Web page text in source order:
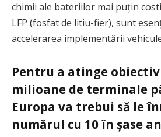
chimii ale bateriilor mai puțin
LFP (fosfat de litiu-fier), sunt
accelerarea implementării
Pentru a atinge
milioane de terminale
Europa va trebui să le
numărul cu 10 în șase